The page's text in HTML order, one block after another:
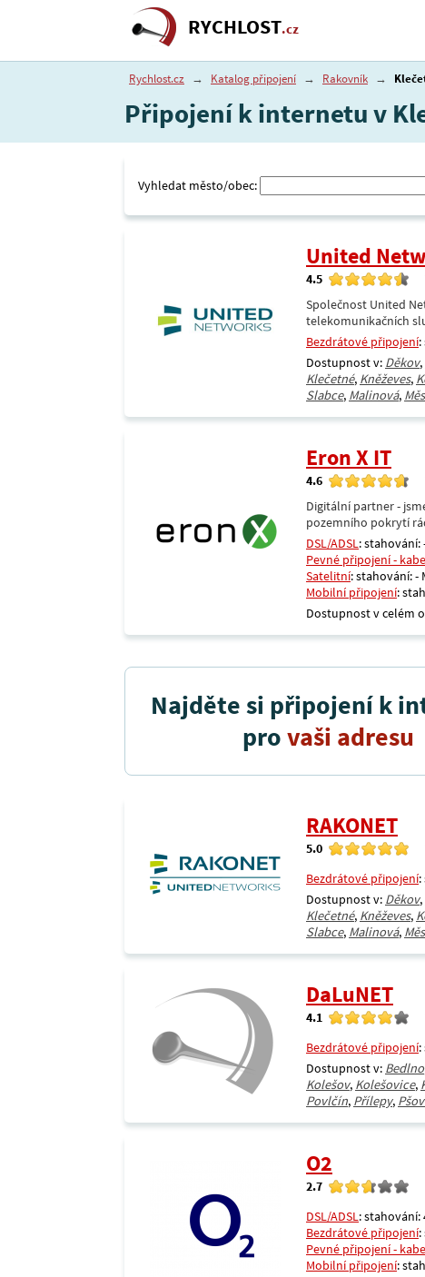
RYCHLOST.cz
Rychlost.cz → Katalog připojení → Rakovník →
Připojení k internetu v
Vyhledat město/obec:
United
4.5
Společnost United
telekomunikačních
Bezdrátové připojení
Dostupnost v: Děkov,
Klečetné, Kněževes,
Slabce, Malinová,
Eron X IT
4.6
Digitální partner -
pozemního pokrytí
DSL/ADSL: stahování:
Pevné připojení -
Satelitní: stahování: -
Mobilní připojení:
Dostupnost v celém
Najděte si připojení k
provaši adresu
RAKONET
5.0
Bezdrátové připojení
Dostupnost v: Děkov,
Klečetné, Kněževes,
Slabce, Malinová,
DaLuNET
4.1
Bezdrátové připojení
Dostupnost v: Bedlno
Kolešov, Kolešovice,
Povlčín, Přílepy,
O2
2.7
DSL/ADSL: stahování:
Bezdrátové připojení
Pevné připojení -
Mobilní připojení: